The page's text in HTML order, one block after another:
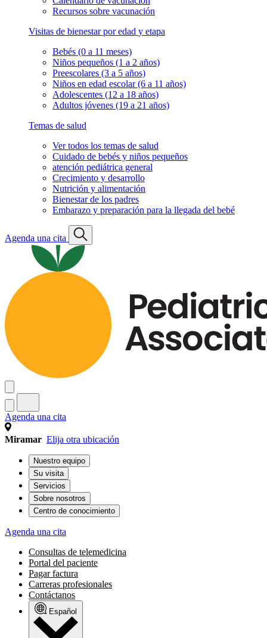
Recursos sobre vacunación
Visitas de bienestar por edad y etapa
Bebés (0 a 11 meses)
Niños pequeños (1 a 2 años)
Preescolares (3 a 5 años)
Niños en edad escolar (6 a 11 años)
Adolescentes (12 a 18 años)
Adultos jóvenes (19 a 21 años)
Temas de salud
Ver todos los temas de salud
Cuidado de bebés y niños pequeños
atención pediátrica general
Crecimiento y desarrollo
Nutrición y alimentación
Bienestar de los padres
Embarazo y preparación para la llegada del bebé
Agenda una cita
Agenda una cita
Miramar Elija otra ubicación
Nuestro equipo
Su visita
Servicios
Sobre nosotros
Centro de conocimiento
Agenda una cita
Consultas de telemedicina
Portal del paciente
Pagar factura
Carreras profesionales
Contáctanos
Español